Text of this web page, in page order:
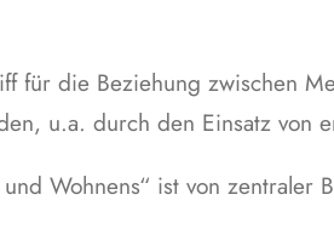
für die Beziehung zwischen
u.a. durch den Einsatz von
Wohnens“ ist von